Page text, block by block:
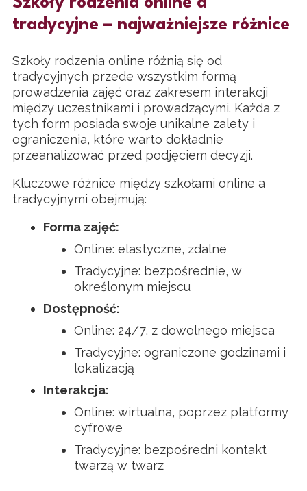
tradycyjne – najważniejsze różnice
Szkoły rodzenia online różnią się od
tradycyjnych przede wszystkim formą
prowadzenia zajęć oraz zakresem interakcji
między uczestnikami i prowadzącymi. Każda z
tych form posiada swoje unikalne zalety i
ograniczenia, które warto dokładnie
przeanalizować przed podjęciem decyzji.
Kluczowe różnice między szkołami online a
tradycyjnymi obejmują:
Forma zajęć:
Online: elastyczne, zdalne
Tradycyjne: bezpośrednie, w
określonym miejscu
Dostępność:
Online: 24/7, z dowolnego miejsca
Tradycyjne: ograniczone godzinami i
lokalizacją
Interakcja:
Online: wirtualna, poprzez platformy
cyfrowe
Tradycyjne: bezpośredni kontakt
twarzą w twarz